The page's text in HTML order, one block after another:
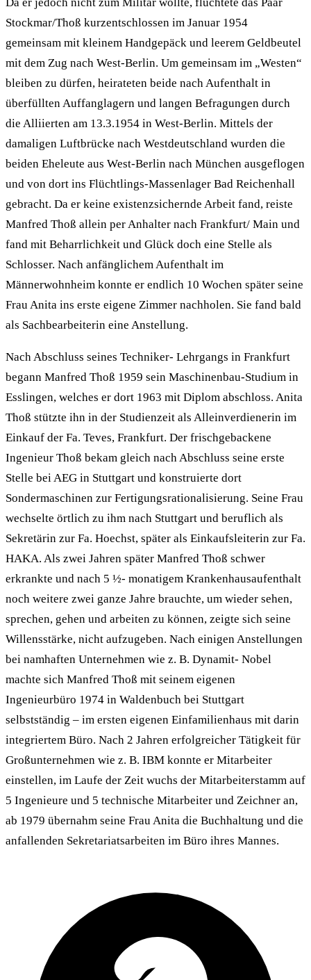
Da er jedoch nicht zum Militär wollte, flüchtete das Paar
Stockmar/Thoß kurzentschlossen im Januar 1954
gemeinsam mit kleinem Handgepäck und leerem Geldbeutel
mit dem Zug nach West-Berlin. Um gemeinsam im „Westen“
bleiben zu dürfen, heirateten beide nach Aufenthalt in
überfüllten Auffanglagern und langen Befragungen durch
die Alliierten am 13.3.1954 in West-Berlin. Mittels der
damaligen Luftbrücke nach Westdeutschland wurden die
beiden Eheleute aus West-Berlin nach München ausgeflogen
und von dort ins Flüchtlings-Massenlager Bad Reichenhall
gebracht. Da er keine existenzsichernde Arbeit fand, reiste
Manfred Thoß allein per Anhalter nach Frankfurt/ Main und
fand mit Beharrlichkeit und Glück doch eine Stelle als
Schlosser. Nach anfänglichem Aufenthalt im
Männerwohnheim konnte er endlich 10 Wochen später seine
Frau Anita ins erste eigene Zimmer nachholen. Sie fand bald
als Sachbearbeiterin eine Anstellung.
Nach Abschluss seines Techniker- Lehrgangs in Frankfurt
begann Manfred Thoß 1959 sein Maschinenbau-Studium in
Esslingen, welches er dort 1963 mit Diplom abschloss. Anita
Thoß stützte ihn in der Studienzeit als Alleinverdienerin im
Einkauf der Fa. Teves, Frankfurt. Der frischgebackene
Ingenieur Thoß bekam gleich nach Abschluss seine erste
Stelle bei AEG in Stuttgart und konstruierte dort
Sondermaschinen zur Fertigungsrationalisierung. Seine Frau
wechselte örtlich zu ihm nach Stuttgart und beruflich als
Sekretärin zur Fa. Hoechst, später als Einkaufsleiterin zur Fa.
HAKA. Als zwei Jahren später Manfred Thoß schwer
erkrankte und nach 5 ½- monatigem Krankenhausaufenthalt
noch weitere zwei ganze Jahre brauchte, um wieder sehen,
sprechen, gehen und arbeiten zu können, zeigte sich seine
Willensstärke, nicht aufzugeben. Nach einigen Anstellungen
bei namhaften Unternehmen wie z. B. Dynamit- Nobel
machte sich Manfred Thoß mit seinem eigenen
Ingenieurbüro 1974 in Waldenbuch bei Stuttgart
selbstständig – im ersten eigenen Einfamilienhaus mit darin
integriertem Büro. Nach 2 Jahren erfolgreicher Tätigkeit für
Großunternehmen wie z. B. IBM konnte er Mitarbeiter
einstellen, im Laufe der Zeit wuchs der Mitarbeiterstamm auf
5 Ingenieure und 5 technische Mitarbeiter und Zeichner an,
ab 1979 übernahm seine Frau Anita die Buchhaltung und die
anfallenden Sekretariatsarbeiten im Büro ihres Mannes.